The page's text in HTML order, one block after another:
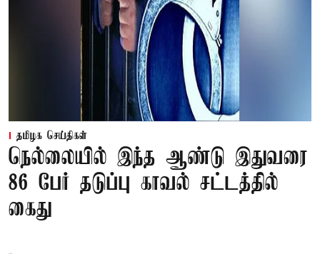
தமிழக செய்திகள்
நெல்லையில் இந்த ஆண்டு இதுவரை
86 பேர் தடுப்பு காவல் சட்டத்தில்
கைது